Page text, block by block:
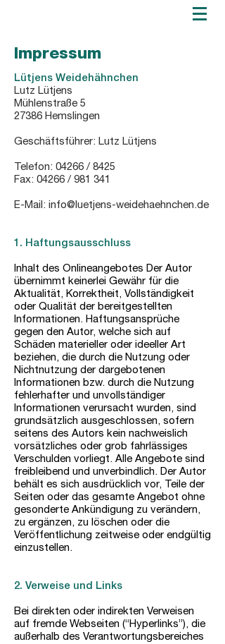
Lütjens Weidehähnchen
Lutz Lütjens
Mühlenstraße 5
27386 Hemslingen
Geschäftsführer: Lutz Lütjens
Telefon: 04266 / 8425
Fax: 04266 / 981 341
E-Mail: info@luetjens-weidehaehnchen.de
1. Haftungsausschluss
Inhalt des Onlineangebotes Der Autor
übernimmt keinerlei Gewähr für die
Aktualität, Korrektheit, Vollständigkeit
oder Qualität der bereitgestellten
Informationen. Haftungsansprüche
gegen den Autor, welche sich auf
Schäden materieller oder ideeller Art
beziehen, die durch die Nutzung oder
Nichtnutzung der dargebotenen
Informationen bzw. durch die Nutzung
fehlerhafter und unvollständiger
Informationen verursacht wurden, sind
grundsätzlich ausgeschlossen, sofern
seitens des Autors kein nachweislich
vorsätzliches oder grob fahrlässiges
Verschulden vorliegt. Alle Angebote sind
freibleibend und unverbindlich. Der Autor
behält es sich ausdrücklich vor, Teile der
Seiten oder das gesamte Angebot ohne
gesonderte Ankündigung zu verändern,
zu ergänzen, zu löschen oder die
Veröffentlichung zeitweise oder endgültig
einzustellen.
2. Verweise und Links
Bei direkten oder indirekten Verweisen
auf fremde Webseiten (“Hyperlinks”), die
außerhalb des Verantwortungsbereiches
Impressum